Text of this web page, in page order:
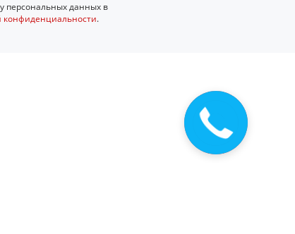
персональных данных в
конфиденциальности.